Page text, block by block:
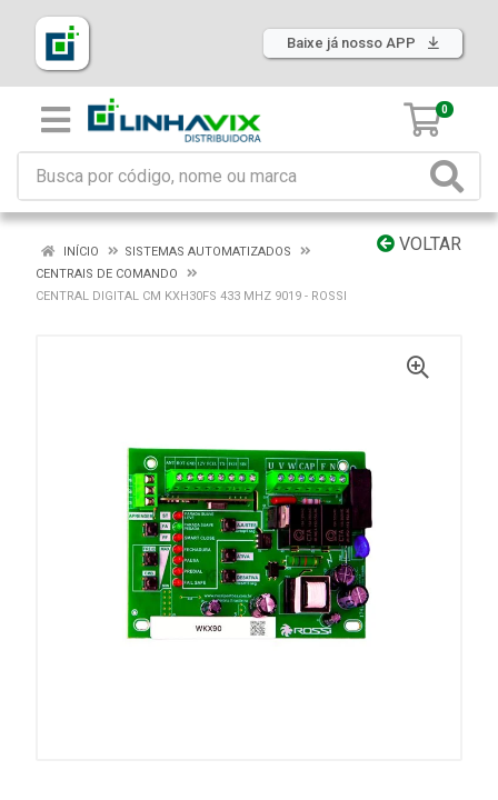
Baixe já nosso APP
0
VOLTAR
INÍCIO
SISTEMAS AUTOMATIZADOS
CENTRAIS DE COMANDO
CENTRAL DIGITAL CM KXH30FS 433 MHZ 9019 - ROSSI